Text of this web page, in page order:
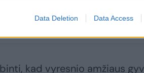
Data Deletion Data Access
kad vyresnio amžiaus